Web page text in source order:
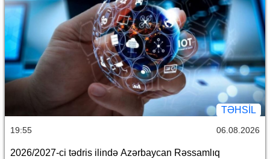
TƏHSIL
19:55 06.08.2026
2026/2027-ci tədris ilində Azərbaycan Rəssamlıq